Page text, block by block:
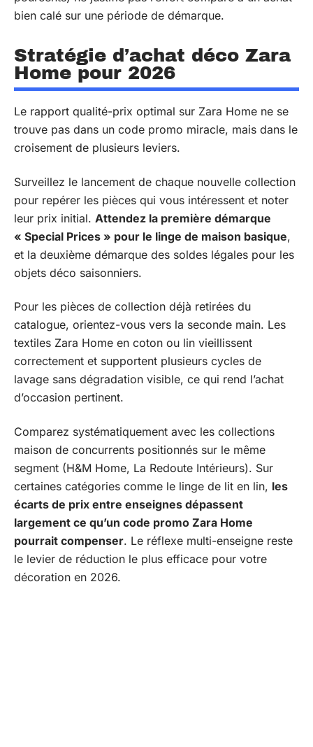
bien calé sur une période de démarque.
Stratégie d’achat déco Zara
Home pour 2026
Le rapport qualité-prix optimal sur Zara Home ne se
trouve pas dans un code promo miracle, mais dans le
croisement de plusieurs leviers.
Surveillez le lancement de chaque nouvelle collection
pour repérer les pièces qui vous intéressent et noter
leur prix initial. Attendez la première démarque
« Special Prices » pour le linge de maison basique,
et la deuxième démarque des soldes légales pour les
objets déco saisonniers.
Pour les pièces de collection déjà retirées du
catalogue, orientez-vous vers la seconde main. Les
textiles Zara Home en coton ou lin vieillissent
correctement et supportent plusieurs cycles de
lavage sans dégradation visible, ce qui rend l’achat
d’occasion pertinent.
Comparez systématiquement avec les collections
maison de concurrents positionnés sur le même
segment (H&M Home, La Redoute Intérieurs). Sur
certaines catégories comme le linge de lit en lin, les
écarts de prix entre enseignes dépassent
largement ce qu’un code promo Zara Home
pourrait compenser. Le réflexe multi-enseigne reste
le levier de réduction le plus efficace pour votre
décoration en 2026.